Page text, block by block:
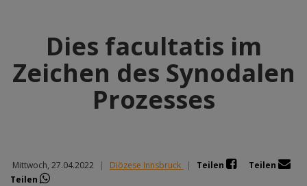
Dies facultatis im
Zeichen des Synodalen
Prozesses
Mittwoch, 27.04.2022 | Diözese Innsbruck | Teilen
Teilen
Teilen